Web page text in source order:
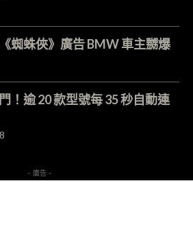
蜘蛛俠》廣告 BMW 車主嬲爆
！逾 20 款型號每 35 秒自動連
- 廣告 -